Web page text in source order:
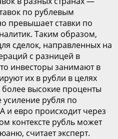
по рублевым
превышает ставки по
Таким образом,
сделок, направленных на
с разницей в
инвесторы занимают в
их в рубли в целях
высокие проценты
усиление рубля по
евро происходит через
контексте рубль может
считает эксперт.